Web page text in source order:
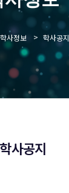
학사정보 > 학사공지
학사공지